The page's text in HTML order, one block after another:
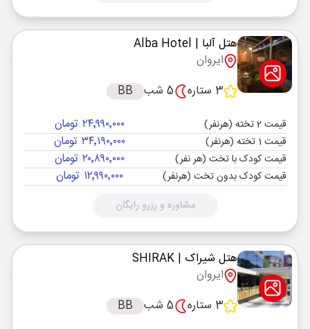
هتل آلبا | Alba Hotel
ایروان
3 ستاره
5 شب BB
قیمت 2 تخته (هرنفر) ۲۴٬۹۹۰٬۰۰۰ تومان
قیمت 1 تخته (هرنفر) ۳۴٬۱۹۰٬۰۰۰ تومان
قیمت کودک با تخت (هر نفر) ۲۰٬۸۹۰٬۰۰۰ تومان
قیمت کودک بدون تخت (هرنفر) ۱۲٬۹۹۰٬۰۰۰ تومان
مشاوره و رزرو رایگان
هتل شیراک | SHIRAK
ایروان
3 ستاره
5 شب BB